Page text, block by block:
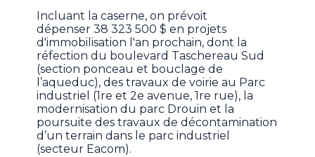
Incluant la caserne, on prévoit
dépenser 38 323 500 $ en projets
d'immobilisation l'an prochain, dont la
réfection du boulevard Taschereau Sud
(section ponceau et bouclage de
l’aqueduc), des travaux de voirie au Parc
industriel (1re et 2e avenue, 1re rue), la
modernisation du parc Drouin et la
poursuite des travaux de décontamination
d’un terrain dans le parc industriel
(secteur Eacom).